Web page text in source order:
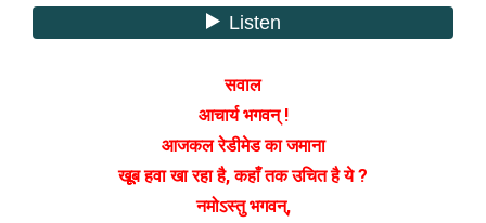
सवाल
आचार्य भगवन् !
आजकल रेडीमेड का जमाना
खूूब हवा खा रहा है, कहाँ तक उचित है ये ?
नमोऽस्तु भगवन्,